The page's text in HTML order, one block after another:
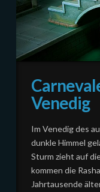
Venedig
Im Venedig des
dunkle Himmel
Sturm zieht auf
kommen die
Jahrtausende